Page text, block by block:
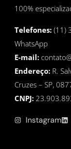
100%
Telefones: (11)
WhatsApp
E-mail:
Endereço: R.
Cruzes – SP,
CNPJ:
Instagram